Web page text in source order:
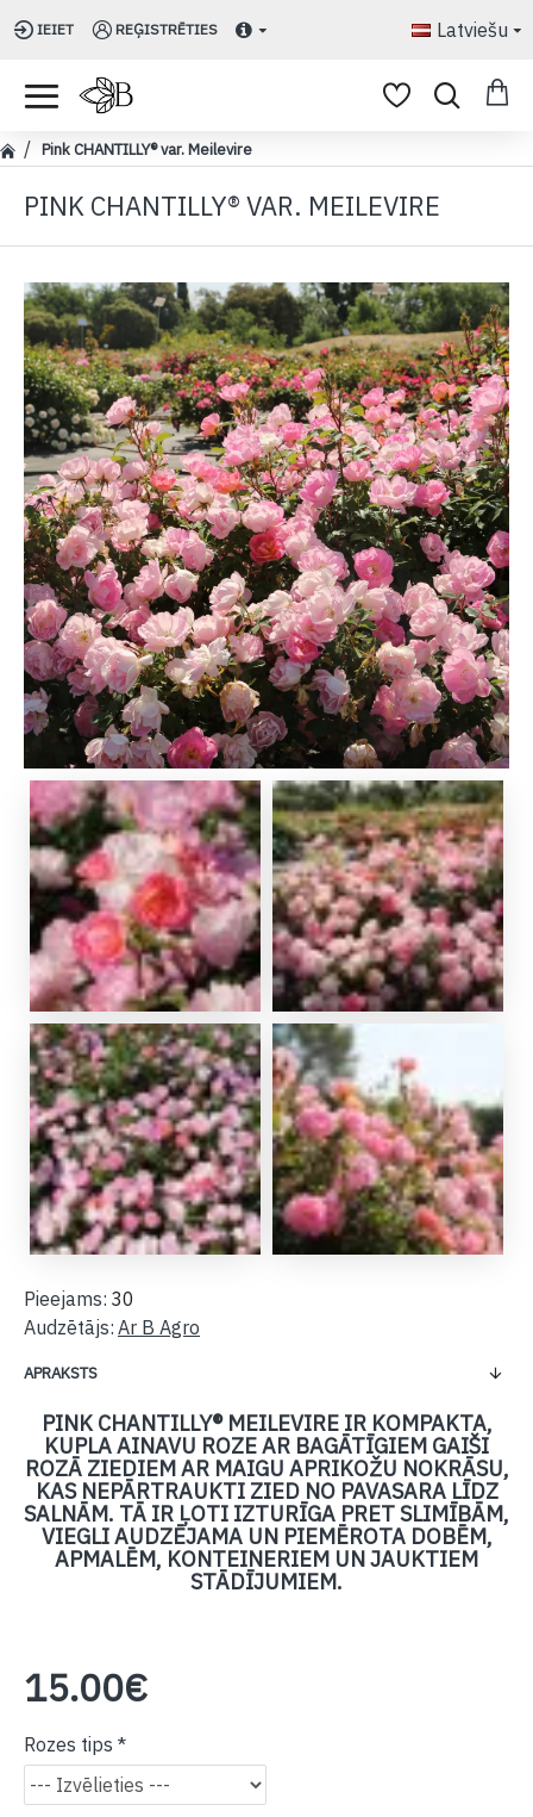
IEIET REĢISTRĒTIES Latviešu
Pink CHANTILLY® var. Meilevire
PINK CHANTILLY® VAR. MEILEVIRE
APRAKSTS
PINK CHANTILLY® MEILEVIRE IR KOMPAKTA,
KUPLA AINAVU ROZE AR BAGĀTĪGIEM GAIŠI
ROZĀ ZIEDIEM AR MAIGU APRIKOŽU NOKRĀSU,
KAS NEPĀRTRAUKTI ZIED NO PAVASARA LĪDZ
SALNĀM. TĀ IR ĻOTI IZTURĪGA PRET SLIMĪBĀM,
VIEGLI AUDZĒJAMA UN PIEMĒROTA DOBĒM,
APMALĒM, KONTEINERIEM UN JAUKTIEM
STĀDĪJUMIEM.
Pieejams: 30
Audzētājs: Ar B Agro
15.00€
Rozes tips